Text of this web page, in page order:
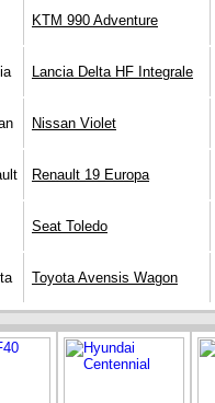
KTM 990 Adventure
Lancia Delta HF Integrale
Nissan Violet
Renault 19 Europa
Seat Toledo
Toyota Avensis Wagon